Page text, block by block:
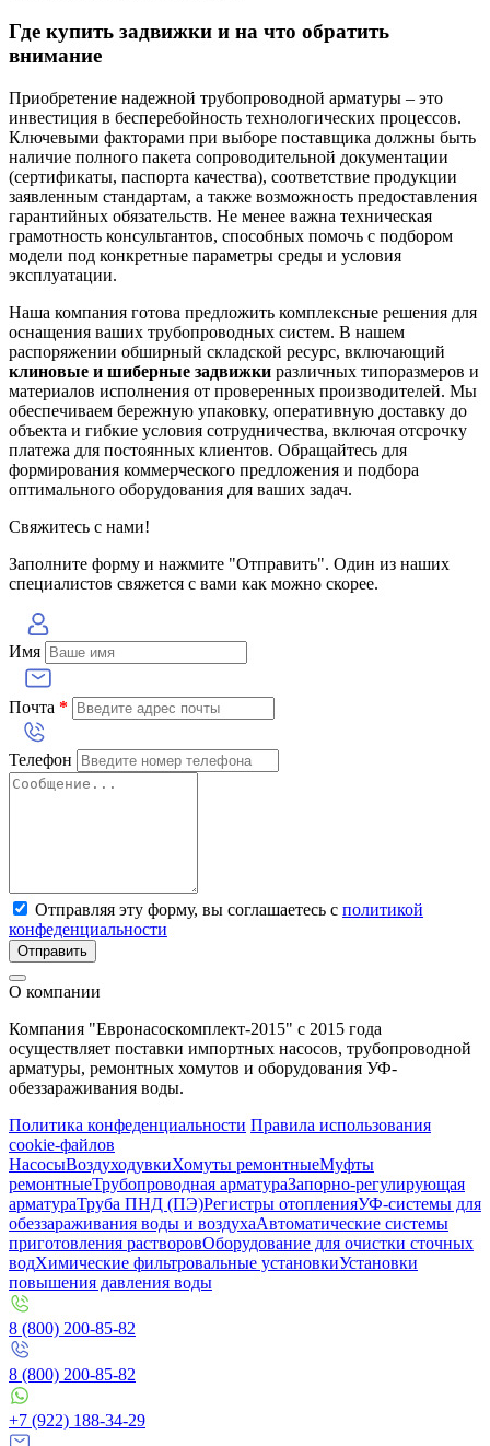
Где купить задвижки и на что обратить
внимание
Приобретение надежной трубопроводной арматуры – это
инвестиция в бесперебойность технологических процессов.
Ключевыми факторами при выборе поставщика должны быть
наличие полного пакета сопроводительной документации
(сертификаты, паспорта качества), соответствие продукции
заявленным стандартам, а также возможность предоставления
гарантийных обязательств. Не менее важна техническая
грамотность консультантов, способных помочь с подбором
модели под конкретные параметры среды и условия
эксплуатации.
Наша компания готова предложить комплексные решения для
оснащения ваших трубопроводных систем. В нашем
распоряжении обширный складской ресурс, включающий
клиновые и шиберные задвижки различных типоразмеров и
материалов исполнения от проверенных производителей. Мы
обеспечиваем бережную упаковку, оперативную доставку до
объекта и гибкие условия сотрудничества, включая отсрочку
платежа для постоянных клиентов. Обращайтесь для
формирования коммерческого предложения и подбора
оптимального оборудования для ваших задач.
Свяжитесь с нами!
Заполните форму и нажмите "Отправить". Один из наших
специалистов свяжется с вами как можно скорее.
Имя
Почта *
Телефон
Отправляя эту форму, вы соглашаетесь с политикой
конфеденциальности
Отправить
О компании
Компания "Евронасоскомплект-2015" с 2015 года
осуществляет поставки импортных насосов, трубопроводной
арматуры, ремонтных хомутов и оборудования УФ-
обеззараживания воды.
Политика конфеденциальности Правила использования
cookie-файлов
НасосыВоздуходувкиХомуты ремонтныеМуфты
ремонтныеТрубопроводная арматураЗапорно-регулирующая
арматураТруба ПНД (ПЭ)Регистры отопленияУФ-системы для
обеззараживания воды и воздухаАвтоматические системы
приготовления растворовОборудование для очистки сточных
водХимические фильтровальные установкиУстановки
повышения давления воды
8 (800) 200-85-82
8 (800) 200-85-82
+7 (922) 188-34-29